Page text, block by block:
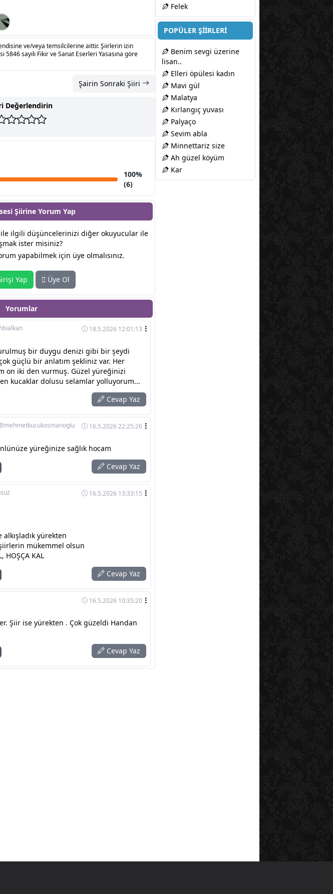
ve/veya temsilcilerine aittir. Şiirlerin izin
5846 sayılı Fikir ve Sanat Eserleri Yasasına göre
Şairin Sonraki Şiiri
Değerlendirin
100%
(6)
Şiirine Yorum Yap
ilgili düşüncelerinizi diğer okuyucular ile
ister misiniz?
yapabilmek için üye olmalısınız.
Yap Üye Ol
Yorumlar
18.5.2026 12:01:13
bir duygu denizi gibi bir şeydi
güçlü bir anlatım şekliniz var. Her
on iki den vurmuş. Güzel yüreğinizi
kucaklar dolusu selamlar yolluyorum...
Cevap Yaz
16.5.2026 22:25:26
yüreğinize sağlık hocam
Cevap Yaz
16.5.2026 13:33:15
yürekten
mükemmel olsun
HOŞÇA KAL
Cevap Yaz
16.5.2026 10:35:20
Şiir ise yürekten . Çok güzeldi Handan
Cevap Yaz
Felek
POPÜLER ŞİİRLERİ
Benim sevgi üzerine
lisan..
Elleri öpülesi kadın
Mavi gül
Malatya
Kırlangıç yuvası
Palyaço
Sevim abla
Minnettariz size
Ah güzel köyüm
Kar